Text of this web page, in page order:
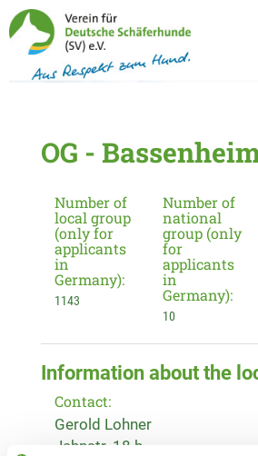
OG -
Number of
local group
(only for
applicants
in
Germany):
1143
Number of
national
group (only
for
applicants
in
Germany):
10
Information about the
Contact:
Gerold Lohner
Jahnstr. 18 b